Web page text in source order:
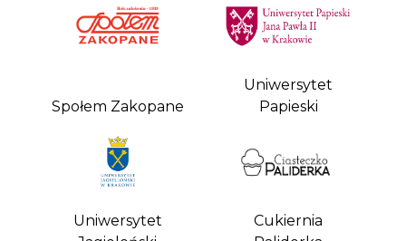
Społem Zakopane
Uniwersytet
Papieski
Uniwersytet
Cukiernia